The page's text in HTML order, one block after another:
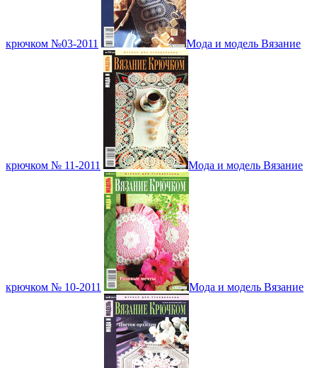
крючком №03-2011 Мода и модель Вязание
крючком № 11-2011 Мода и модель Вязание
крючком № 10-2011 Мода и модель Вязание